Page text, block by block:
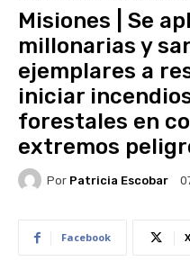
Misiones | Se
millonarias y
ejemplares a
iniciar
forestales en
extremos
Por Patricia Escobar
Facebook X